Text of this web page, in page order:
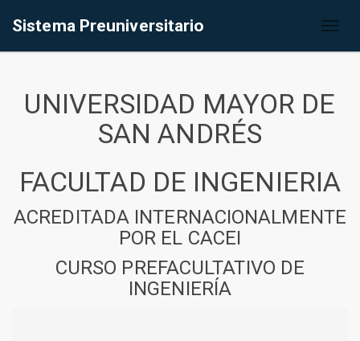
Sistema Preuniversitario
UNIVERSIDAD MAYOR DE
SAN ANDRÉS
FACULTAD DE INGENIERIA
ACREDITADA INTERNACIONALMENTE
POR EL CACEI
CURSO PREFACULTATIVO DE
INGENIERÍA